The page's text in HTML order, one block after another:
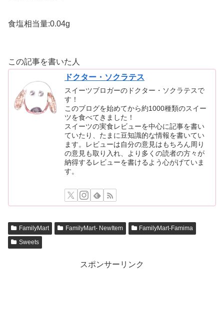
食塩相当量:0.04g
この記事を書いた人
ドクター・ソクラテス
スイーツブロガーのドクター・ソクラテスで
す！
このブログを始めてから約1000種類のスイー
ツを食べてきました！
スイーツの実食レビューを中心に記事を書い
ていたり、たまに豆知識的な情報を書いてい
ます。レビューは自分の意見はもちろん周り
の意見も取り入れ、より多くの読者の方々が
納得するレビューを書けるよう心がげていま
す。
FamilyMart FamilyMart- NewItem
FamilyMart-Famima
Sweets
スポンサーリンク